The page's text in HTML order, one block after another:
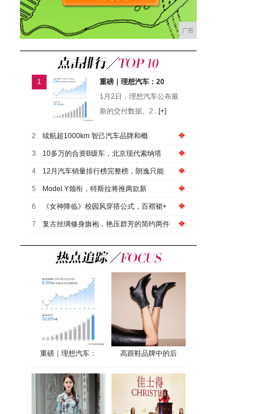
广告
1
重磅｜理想汽车：20
1月2日，理想汽车公布最
新的交付数据。2...[+]
2 续航超1000km 智己汽车品牌和概
3 10多万的合资B级车，北京现代索纳塔
4 12月汽车销量排行榜完整榜，朗逸只能
5 Model Y领衔，特斯拉将推两款新
6 《女神降临》校园风穿搭公式，百褶裙+
7 复古丝绸修身旗袍，艳压群芳的简约两件
重磅｜理想汽车： 高跟鞋品牌中的后